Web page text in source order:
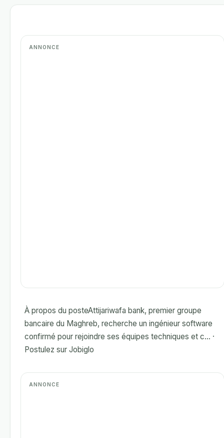
À propos du posteAttijariwafa bank, premier groupe
bancaire du Maghreb, recherche un ingénieur software
confirmé pour rejoindre ses équipes techniques et c... ·
Postulez sur Jobiglo